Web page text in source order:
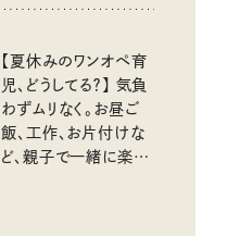
【夏休みのワンオペ育
児、どうしてる？】 気負
わずムリなく。お昼ご
飯、工作、お片付けな
ど、親子で一緒に楽し